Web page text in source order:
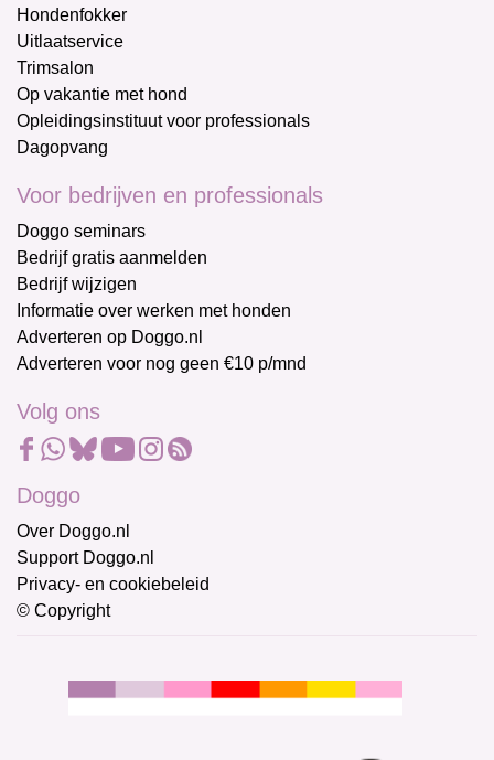
Hondenfokker
Uitlaatservice
Trimsalon
Op vakantie met hond
Opleidingsinstituut voor professionals
Dagopvang
Voor bedrijven en professionals
Doggo seminars
Bedrijf gratis aanmelden
Bedrijf wijzigen
Informatie over werken met honden
Adverteren op Doggo.nl
Adverteren voor nog geen €10 p/mnd
Volg ons
Doggo
Over Doggo.nl
Support Doggo.nl
Privacy- en cookiebeleid
© Copyright